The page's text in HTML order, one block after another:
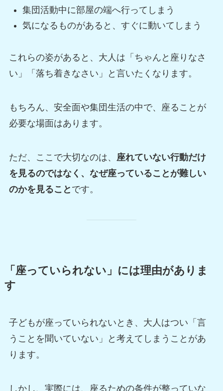
集団活動中に部屋の端へ行ってしまう
気になるものがあると、すぐに動いてしまう
これらの姿があると、大人は「ちゃんと座りなさ
い」「落ち着きなさい」と言いたくなります。
もちろん、安全面や集団生活の中で、座ることが
必要な場面はあります。
ただ、ここで大切なのは、
座れていない行動だけ
を見るのではなく、なぜ座っていることが難しい
のかを見ること です。
「座っていられない」には理由がありま
す
子どもが座っていられないとき、大人はつい「言
うことを聞いていない」と考えてしまうことがあ
ります。
しかし、実際には、座るための条件が整っていな